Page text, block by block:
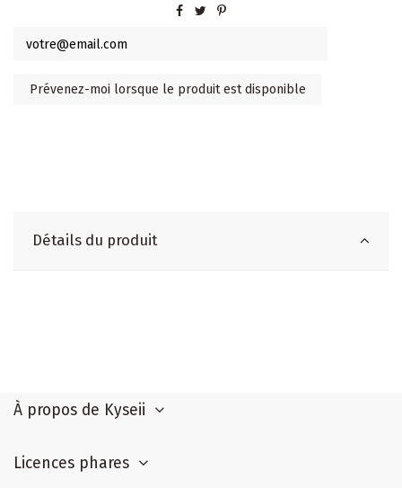
Détails du produit
À propos de Kyseii
Licences phares